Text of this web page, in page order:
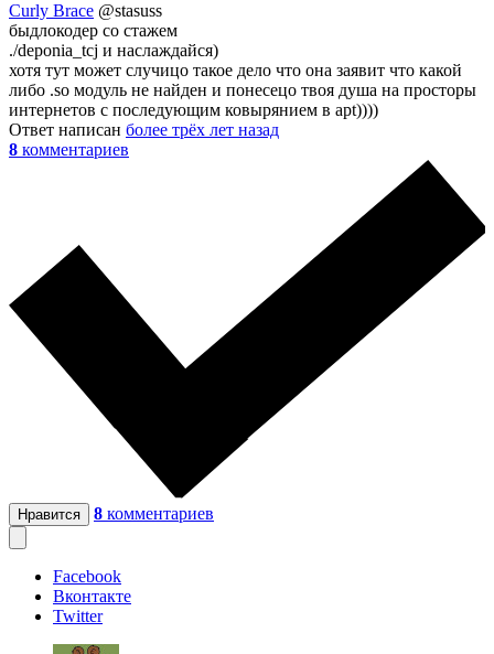
Curly Brace @stasuss
быдлокодер со стажем
./deponia_tcj и наслаждайся)
хотя тут может случицо такое дело что она заявит что какой
либо .so модуль не найден и понесецо твоя душа на просторы
интернетов с последующим ковырянием в apt))))
Ответ написан более трёх лет назад
8 комментариев
Нравится 8 комментариев
Facebook
Вконтакте
Twitter